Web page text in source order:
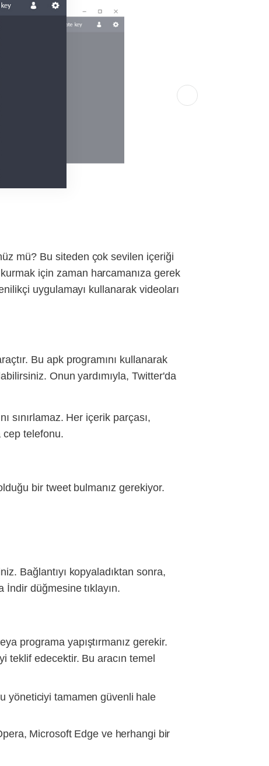
mü? Bu siteden çok sevilen içeriği
için zaman harcamanıza gerek
uygulamayı kullanarak videoları
Bu apk programını kullanarak
Onun yardımıyla, Twitter'da
sınırlamaz. Her içerik parçası,
cep telefonu.
bir tweet bulmanız gerekiyor.
Bağlantıyı kopyaladıktan sonra,
İndir düğmesine tıklayın.
programa yapıştırmanız gerekir.
teklif edecektir. Bu aracın temel
yöneticiyi tamamen güvenli hale
Microsoft Edge ve herhangi bir